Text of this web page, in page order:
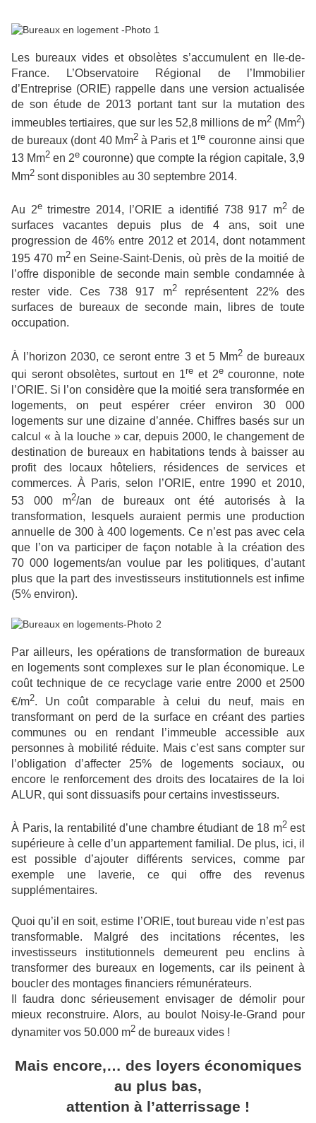
Les bureaux vides et obsolètes s’accumulent en Ile-de-
France. L’Observatoire Régional de l’Immobilier
d’Entreprise (ORIE) rappelle dans une version actualisée
de son étude de 2013 portant tant sur la mutation des
immeubles tertiaires, que sur les 52,8 millions de m2 (Mm2)
de bureaux (dont 40 Mm2à Paris et 1re couronne ainsi que
13 Mm2 en 2e couronne) que compte la région capitale, 3,9
Mm2 sont disponibles au 30 septembre 2014.
Au 2etrimestre 2014, l’ORIE a identifié 738 917 m2de
surfaces vacantes depuis plus de 4 ans, soit une
progression de 46% entre 2012 et 2014, dont notamment
195 470 m2en Seine-Saint-Denis, où près de la moitié de
l’offre disponible de seconde main semble condamnée à
rester vide. Ces 738 917 m2représentent 22% des
surfaces de bureaux de seconde main, libres de toute
occupation.
À l’horizon 2030, ce seront entre 3 et 5 Mm2de bureaux
qui seront obsolètes, surtout en 1re et 2ecouronne, note
l’ORIE. Si l’on considère que la moitié sera transformée en
logements, on peut espérer créer environ 30 000
logements sur une dizaine d’année. Chiffres basés sur un
calcul « à la louche » car, depuis 2000, le changement de
destination de bureaux en habitations tends à baisser au
profit des locaux hôteliers, résidences de services et
commerces. À Paris, selon l’ORIE, entre 1990 et 2010,
53 000 m2/an de bureaux ont été autorisés à la
transformation, lesquels auraient permis une production
annuelle de 300 à 400 logements. Ce n’est pas avec cela
que l’on va participer de façon notable à la création des
70 000 logements/an voulue par les politiques, d’autant
plus que la part des investisseurs institutionnels est infime
(5% environ).
Par ailleurs, les opérations de transformation de bureaux
en logements sont complexes sur le plan économique. Le
coût technique de ce recyclage varie entre 2000 et 2500
€/m2. Un coût comparable à celui du neuf, mais en
transformant on perd de la surface en créant des parties
communes ou en rendant l’immeuble accessible aux
personnes à mobilité réduite. Mais c’est sans compter sur
l’obligation d’affecter 25% de logements sociaux, ou
encore le renforcement des droits des locataires de la loi
ALUR, qui sont dissuasifs pour certains investisseurs.
À Paris, la rentabilité d’une chambre étudiant de 18 m2est
supérieure à celle d’un appartement familial. De plus, ici, il
est possible d’ajouter différents services, comme par
exemple une laverie, ce qui offre des revenus
supplémentaires.
Quoi qu’il en soit, estime l’ORIE, tout bureau vide n’est pas
transformable. Malgré des incitations récentes, les
investisseurs institutionnels demeurent peu enclins à
transformer des bureaux en logements, car ils peinent à
boucler des montages financiers rémunérateurs.
Il faudra donc sérieusement envisager de démolir pour
mieux reconstruire. Alors, au boulot Noisy-le-Grand pour
dynamiter vos 50.000 m2 de bureaux vides !
Mais encore,… des loyers économiques
au plus bas,
attention à l’atterrissage !